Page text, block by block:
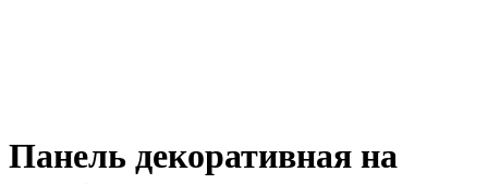
Панель декоративная на